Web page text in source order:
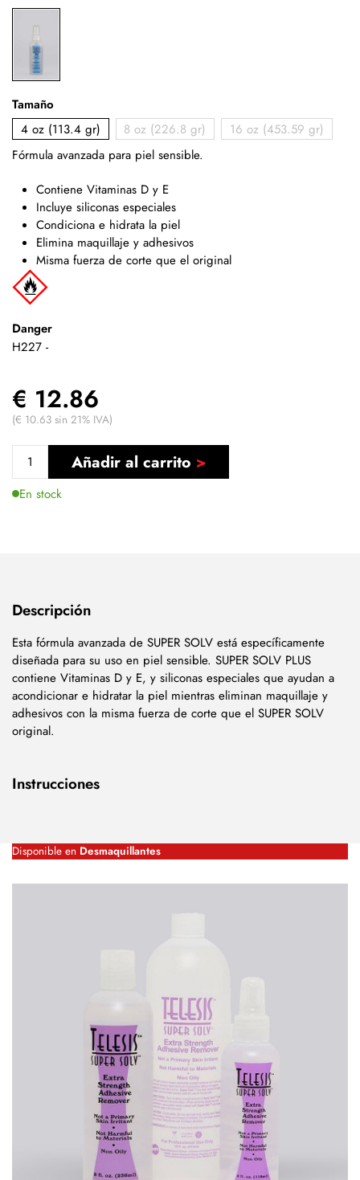
Tamaño
4 oz (113.4 gr)
8 oz (226.8 gr)
16 oz (453.59 gr)
Fórmula avanzada para piel sensible.
Contiene Vitaminas D y E
Incluye siliconas especiales
Condiciona e hidrata la piel
Elimina maquillaje y adhesivos
Misma fuerza de corte que el original
Danger
H227 -
€ 12.86
(€ 10.63 sin 21% IVA)
Añadir al carrito
En stock
Descripción
Esta fórmula avanzada de SUPER SOLV está específicamente
diseñada para su uso en piel sensible. SUPER SOLV PLUS
contiene Vitaminas D y E, y siliconas especiales que ayudan a
acondicionar e hidratar la piel mientras eliminan maquillaje y
adhesivos con la misma fuerza de corte que el SUPER SOLV
original.
Instrucciones
Disponible en Desmaquillantes